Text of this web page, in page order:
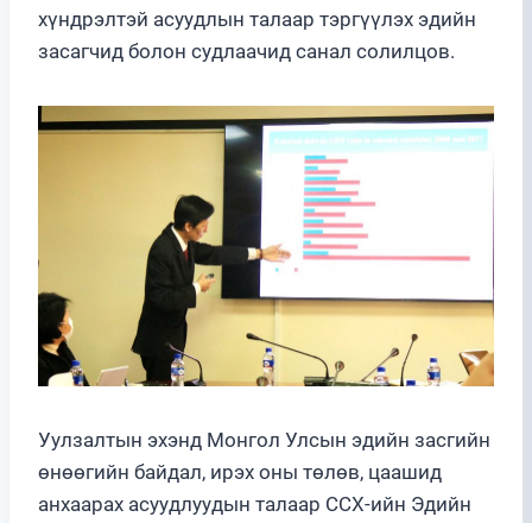
хүндрэлтэй асуудлын талаар тэргүүлэх эдийн
засагчид болон судлаачид санал солилцов.
Уулзалтын эхэнд Монгол Улсын эдийн засгийн
өнөөгийн байдал, ирэх оны төлөв, цаашид
анхаарах асуудлуудын талаар ССХ-ийн Эдийн